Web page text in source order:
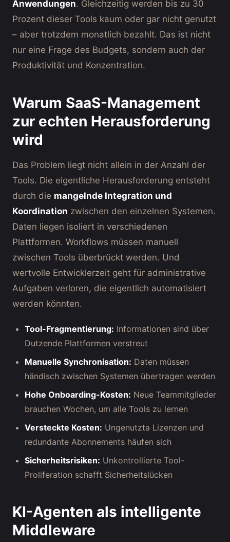
Anwendungen. Gleichzeitig werden bis zu 30
Prozent dieser Tools kaum oder gar nicht genutzt
– aber trotzdem monatlich bezahlt. Das ist nicht
nur eine Frage des Budgets, sondern auch der
Produktivität und Konzentration.
Warum SaaS-Management
zur echten Herausforderung
wird
Das Problem liegt nicht allein in der Anzahl der
Tools. Die eigentliche Herausforderung entsteht
durch die mangelnde Integration und
Koordination zwischen den einzelnen Systemen.
Daten liegen isoliert in verschiedenen
Plattformen. Workflows müssen manuell
zwischen Tools überbrückt werden. Und
wertvolle Entwicklerzeit geht für administrative
Aufgaben verloren, die eigentlich automatisiert
werden könnten.
Tool-Fragmentierung: Informationen sind über
Dutzende Plattformen verstreut
Manuelle Synchronisation: Daten müssen
händisch zwischen Systemen übertragen werden
Hohe Onboarding-Kosten: Neue Teammitglieder
brauchen Wochen, um alle Tools zu lernen
Versteckte Kosten: Ungenutzta Lizenzen und
redundante Abonnements häufen sich
Sicherheitsrisiken: Unkontrollierte Tool-
Proliferation schafft Sicherheitslücken
KI-Agenten als intelligente
Middleware